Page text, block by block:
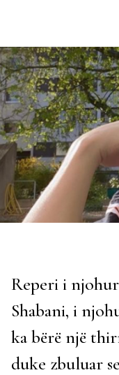
Reperi i
Shabani, i
ka bërë një
duke zbuluar